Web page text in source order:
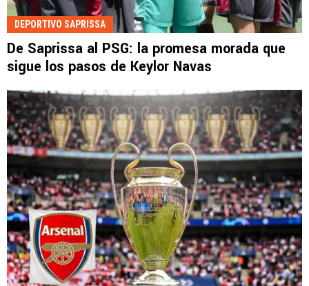
DEPORTIVO SAPRISSA
De Saprissa al PSG: la promesa morada que
sigue los pasos de Keylor Navas